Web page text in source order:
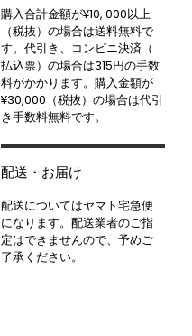
購入合計金額が¥10, 000以上
（税抜）の場合は送料無料で
す。代引き、コンビニ決済（
払込票）の場合は315円の手数
料がかかります。購入金額が
¥30,000（税抜）の場合は代引
き手数料無料です。
配送・お届け
配送についてはヤマト宅急便
になります。配送業者のご指
定はできませんので、予めご
了承ください。